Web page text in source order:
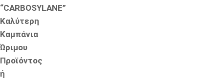
“CARBOSYLANE”
Kαλύτερη
Καµπάνια
Ώριμου
Προϊόντος
ή